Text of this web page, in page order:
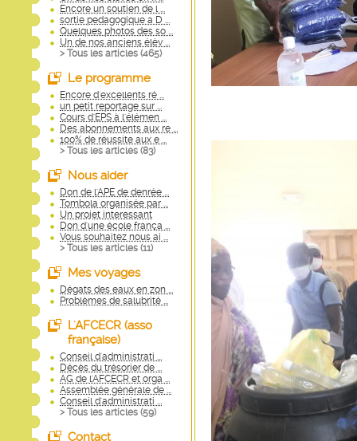
Encore un soutien de l ...
sortie pedagogique a D ...
Quelques photos des so ...
Un de nos anciens élèv ...
> Tous les articles (465)
Le programme
Encore d'excellents ré ...
un petit reportage sur ...
Cours d'EPS à l'élémen ...
Des abonnements aux re ...
100% de réussite aux e ...
> Tous les articles (83)
Nous aider
Don de l'APE de denrée ...
Tombola organisée par ...
Un projet interessant
Don d'une école frança ...
Vous souhaitez nous ai ...
> Tous les articles (11)
Mes voyages
Dégats des eaux en zon ...
Problèmes de salubrité ...
L'AFCECR (asso
française)
Conseil d'administrati ...
Décès du trésorier de ...
AG de l'AFCECR et orga ...
Assemblée générale de ...
Conseil d'administrati ...
> Tous les articles (59)
Contact